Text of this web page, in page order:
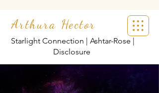
Arthura Hector
Starlight Connection | Ashtar-Rose |
Disclosure